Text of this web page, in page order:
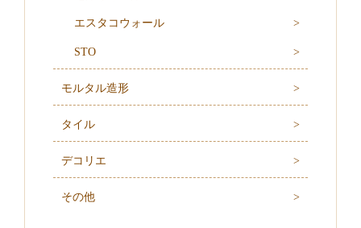
エスタコウォール
STO
モルタル造形
タイル
デコリエ
その他